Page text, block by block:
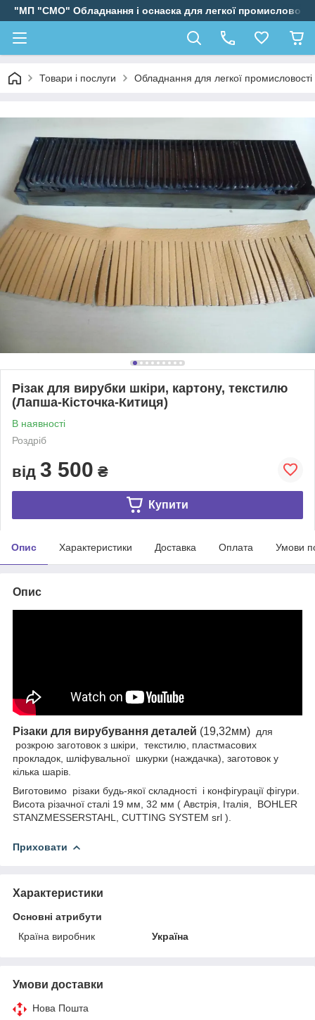
"МП "СМО" Обладнання і оснаска для легкої промисловості
Товари і послуги Обладнання для легкої промисловості
Різак для вирубки шкіри, картону, текстилю
(Лапша-Кісточка-Китиця)
В наявності
Роздріб
від 3 500 ₴
Купити
Опис Характеристики Доставка Оплата Умови
Опис
Різаки для вирубування деталей (19,32мм) для
розкрою заготовок з шкіри,
текстилю, пластмасових
прокладок, шліфувальної шкурки (наждачка), заготовок у
кілька шарів.
Виготовимо різаки будь-якої складності і конфігурації фігури.
Висота різачної сталі 19 мм, 32 мм ( Австрія, Італія, BOHLER
STANZMESSERSTAHL, CUTTING SYSTEM srl ).
Приховати
Характеристики
Основні атрибути
Країна виробник
Україна
Умови доставки
Нова Пошта